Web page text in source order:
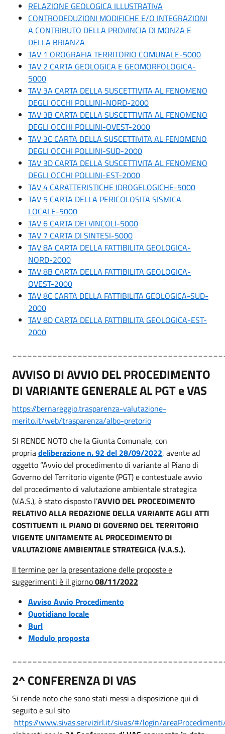
RELAZIONE GEOLOGICA ILLUSTRATIVA
CONTRODEDUZIONI MODIFICHE E/O INTEGRAZIONI
A CONTRIBUTO DELLA PROVINCIA DI MONZA E
DELLA BRIANZA
TAV 1 OROGRAFIA TERRITORIO COMUNALE-5000
TAV 2 CARTA GEOLOGICA E GEOMORFOLOGICA-
5000
TAV 3A CARTA DELLA SUSCETTIVITA AL FENOMENO
DEGLI OCCHI POLLINI-NORD-2000
TAV 3B CARTA DELLA SUSCETTIVITA AL FENOMENO
DEGLI OCCHI POLLINI-OVEST-2000
TAV 3C CARTA DELLA SUSCETTIVITA AL FENOMENO
DEGLI OCCHI POLLINI-SUD-2000
TAV 3D CARTA DELLA SUSCETTIVITA AL FENOMENO
DEGLI OCCHI POLLINI-EST-2000
TAV 4 CARATTERISTICHE IDROGELOGICHE-5000
TAV 5 CARTA DELLA PERICOLOSITA SISMICA
LOCALE-5000
TAV 6 CARTA DEI VINCOLI-5000
TAV 7 CARTA DI SINTESI-5000
TAV 8A CARTA DELLA FATTIBILITA GEOLOGICA-
NORD-2000
TAV 8B CARTA DELLA FATTIBILITA GEOLOGICA-
OVEST-2000
TAV 8C CARTA DELLA FATTIBILITA GEOLOGICA-SUD-
2000
TAV 8D CARTA DELLA FATTIBILITA GEOLOGICA-EST-
2000
AVVISO DI AVVIO DEL PROCEDIMENTO
DI VARIANTE GENERALE AL PGT e VAS
https://bernareggio.trasparenza-valutazione-
merito.it/web/trasparenza/albo-pretorio
SI RENDE NOTO che la Giunta Comunale, con
propriadeliberazione n. 92 del 28/09/2022, avente ad
oggetto “Avvio del procedimento di variante al Piano di
Governo del Territorio vigente (PGT) e contestuale avvio
del procedimento di valutazione ambientale strategica
(V.A.S.), è stato disposto l’AVVIO DEL PROCEDIMENTO
RELATIVO ALLA REDAZIONE DELLA VARIANTE AGLI ATTI
COSTITUENTI IL PIANO DI GOVERNO DEL TERRITORIO
VIGENTE UNITAMENTE AL PROCEDIMENTO DI
VALUTAZIONE AMBIENTALE STRATEGICA (V.A.S.).
Il termine per la presentazione delle proposte e
suggerimenti è il giorno08/11/2022
Avviso Avvio Procedimento
Quotidiano locale
Burl
Modulo proposta
2^ CONFERENZA DI VAS
Si rende noto che sono stati messi a disposizione qui di
seguito e sul sito
https://www.sivas.servizirl.it/sivas/#/login/